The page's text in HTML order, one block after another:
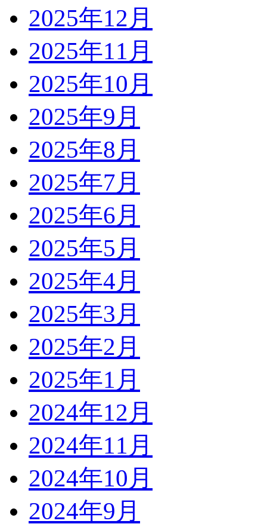
2025年12月
2025年11月
2025年10月
2025年9月
2025年8月
2025年7月
2025年6月
2025年5月
2025年4月
2025年3月
2025年2月
2025年1月
2024年12月
2024年11月
2024年10月
2024年9月